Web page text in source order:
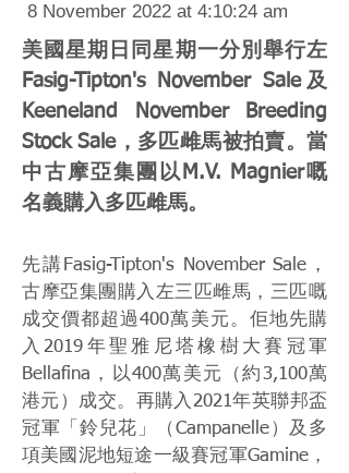
8 November 2022 at 4:10:24 am
美國星期日同星期一分別舉行左
Fasig-Tipton's November Sale及
Keeneland November Breeding
Stock Sale，多匹雌馬被拍賣。當
中古摩亞集團以M.V. Magnier嘅
名義購入多匹雌馬。
先講Fasig-Tipton's November Sale，
古摩亞集團購入左三匹雌馬，三匹嘅
成交價都超過400萬美元。佢地先購
入2019年聖雅尼塔橡樹大賽冠軍
Bellafina，以400萬美元（約3,100萬
港元）成交。再購入2021年英聯邦盃
冠軍「鈴兒花」（Campanelle）及多
項美國泥地短途一級賽冠軍Gamine，